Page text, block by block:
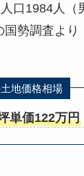
口1984人（
勢調査より
地価格相場
単価122万円